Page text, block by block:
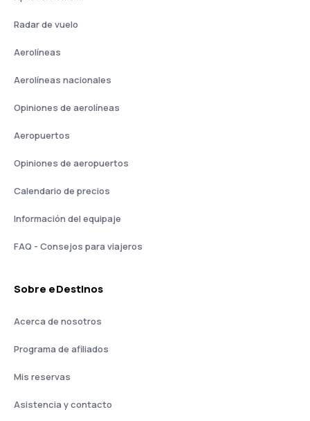
Radar de vuelo
Aerolíneas
Aerolíneas nacionales
Opiniones de aerolíneas
Aeropuertos
Opiniones de aeropuertos
Calendario de precios
Información del equipaje
FAQ - Consejos para viajeros
Sobre eDestinos
Acerca de nosotros
Programa de afiliados
Mis reservas
Asistencia y contacto